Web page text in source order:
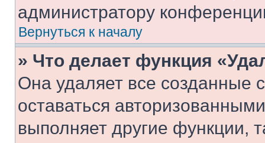
администратору
Вернуться к началу
» Что делает функция
Она удаляет все созданные
оставаться
выполняет другие функции,